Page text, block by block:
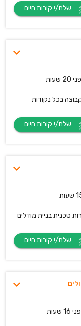
20 שעות
בכל נקודות
טכנית בניית מודלים
16 שעות